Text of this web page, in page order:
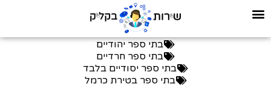
בתי ספר יהודיים
בתי ספר חרדיים
בתי ספר יסודיים בלבד
בתי ספר בטירת כרמל